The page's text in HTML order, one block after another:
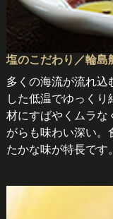
塩のこだわり／輪島
多くの海流が流れ込
した低温でゆっく
材にすばやくムラな
がらも味わい深い。
たかな味が特長です。